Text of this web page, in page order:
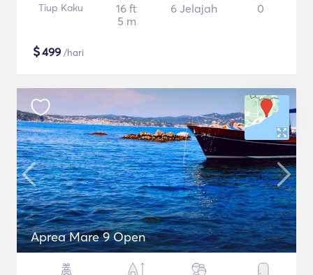
Tiup Kaku
16 ft
5 m
6 Jelajah 0
$499 /hari
Aprea Mare 9 Open